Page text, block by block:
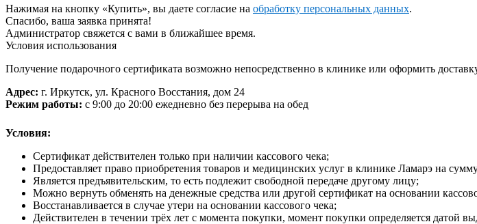
Нажимая на кнопку «Купить», вы даете согласие на обработку персональных данных.
Спасибо, ваша заявка принята!
Администратор свяжется с вами в ближайшее время.
Условия использования
Получение подарочного сертификата возможно непосредственно в клинике или оформить
Адрес: г. Иркутск, ул. Красного Восстания, дом 24
Режим работы: с 9:00 до 20:00 ежедневно без перерыва на обед
Условия:
Сертификат действителен только при наличии кассового чека;
Предоставляет право приобретения товаров и медицинских услуг в клинике Ламарэ на
Является предъявительским, то есть подлежит свободной передаче другому лицу;
Можно вернуть обменять на денежные средства или другой сертификат на основании
Восстанавливается в случае утери на основании кассового чека;
Действителен в течении трёх лет с момента покупки, момент покупки определяется датой